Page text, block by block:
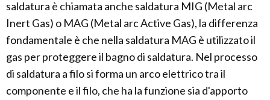
saldatura è chiamata anche saldatura MIG (Metal arc
Inert Gas) o MAG (Metal arc Active Gas), la differenza
fondamentale è che nella saldatura MAG è utilizzato il
gas per proteggere il bagno di saldatura. Nel processo
di saldatura a filo si forma un arco elettrico tra il
componente e il filo, che ha la funzione sia d'apporto